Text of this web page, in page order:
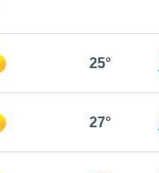
25°
27°